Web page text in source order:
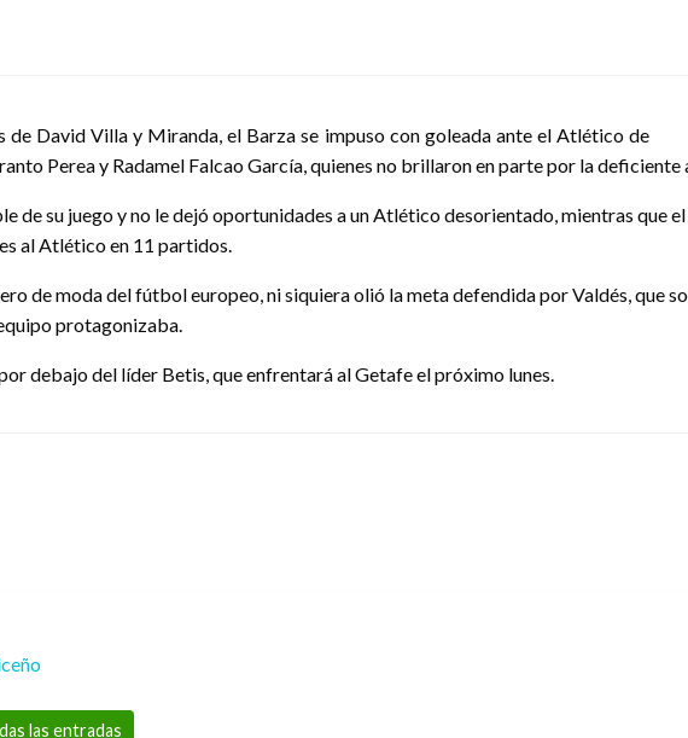
David Villa y Miranda, el Barza se impuso con goleada ante el Atlético de
Perea y Radamel Falcao García, quienes no brillaron en parte por la deficiente
de su juego y no le dejó oportunidades a un Atlético desorientado, mientras que
al Atlético en 11 partidos.
de moda del fútbol europeo, ni siquiera olió la meta defendida por Valdés, que
protagonizaba.
debajo del líder Betis, que enfrentará al Getafe el próximo lunes.
las entradas